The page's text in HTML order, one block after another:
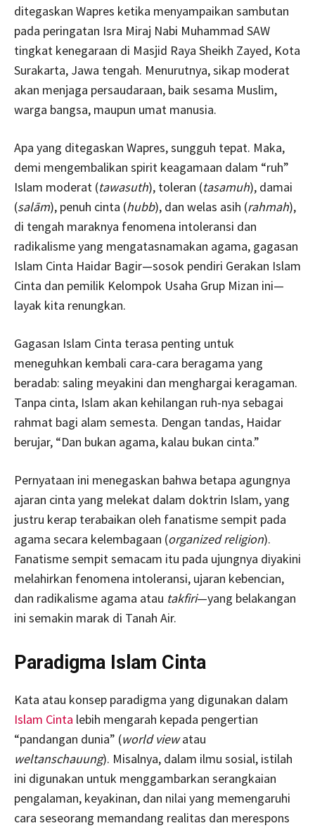
ditegaskan Wapres ketika menyampaikan sambutan
pada peringatan Isra Miraj Nabi Muhammad SAW
tingkat kenegaraan di Masjid Raya Sheikh Zayed, Kota
Surakarta, Jawa tengah. Menurutnya, sikap moderat
akan menjaga persaudaraan, baik sesama Muslim,
warga bangsa, maupun umat manusia.
Apa yang ditegaskan Wapres, sungguh tepat. Maka,
demi mengembalikan spirit keagamaan dalam “ruh”
Islam moderat (tawasuth), toleran (tasamuh), damai
(salām), penuh cinta (hubb), dan welas asih (rahmah),
di tengah maraknya fenomena intoleransi dan
radikalisme yang mengatasnamakan agama, gagasan
Islam Cinta Haidar Bagir—sosok pendiri Gerakan Islam
Cinta dan pemilik Kelompok Usaha Grup Mizan ini—
layak kita renungkan.
Gagasan Islam Cinta terasa penting untuk
meneguhkan kembali cara-cara beragama yang
beradab: saling meyakini dan menghargai keragaman.
Tanpa cinta, Islam akan kehilangan ruh-nya sebagai
rahmat bagi alam semesta. Dengan tandas, Haidar
berujar, “Dan bukan agama, kalau bukan cinta.”
Pernyataan ini menegaskan bahwa betapa agungnya
ajaran cinta yang melekat dalam doktrin Islam, yang
justru kerap terabaikan oleh fanatisme sempit pada
agama secara kelembagaan (organized religion).
Fanatisme sempit semacam itu pada ujungnya diyakini
melahirkan fenomena intoleransi, ujaran kebencian,
dan radikalisme agama atau takfiri—yang belakangan
ini semakin marak di Tanah Air.
Paradigma Islam Cinta
Kata atau konsep paradigma yang digunakan dalam
Islam Cinta lebih mengarah kepada pengertian
“pandangan dunia” (world viewatau
weltanschauung). Misalnya, dalam ilmu sosial, istilah
ini digunakan untuk menggambarkan serangkaian
pengalaman, keyakinan, dan nilai yang memengaruhi
cara seseorang memandang realitas dan merespons